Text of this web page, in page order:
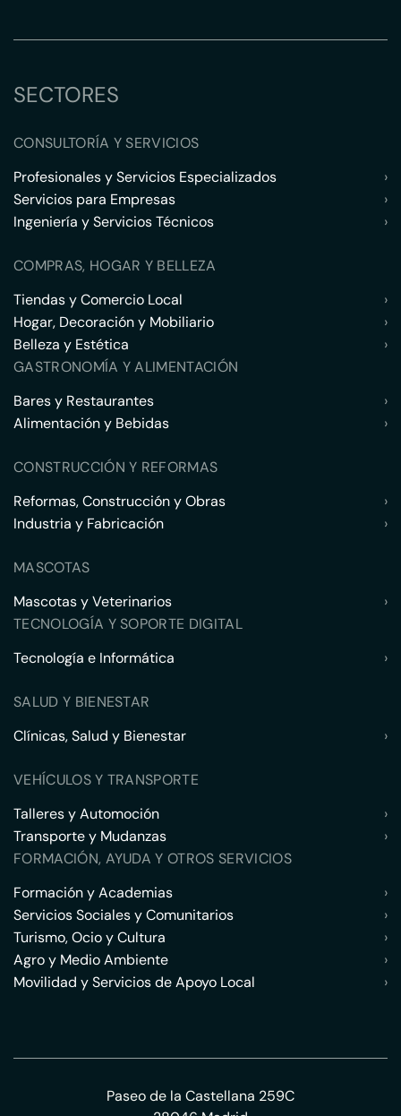
SECTORES
CONSULTORÍA Y SERVICIOS
Profesionales y Servicios Especializados
›
Servicios para Empresas
›
Ingeniería y Servicios Técnicos
›
COMPRAS, HOGAR Y BELLEZA
Tiendas y Comercio Local
›
Hogar, Decoración y Mobiliario
›
Belleza y Estética
›
GASTRONOMÍA Y ALIMENTACIÓN
Bares y Restaurantes
›
Alimentación y Bebidas
›
CONSTRUCCIÓN Y REFORMAS
Reformas, Construcción y Obras
›
Industria y Fabricación
›
MASCOTAS
Mascotas y Veterinarios
›
TECNOLOGÍA Y SOPORTE DIGITAL
Tecnología e Informática
›
SALUD Y BIENESTAR
Clínicas, Salud y Bienestar
›
VEHÍCULOS Y TRANSPORTE
Talleres y Automoción
›
Transporte y Mudanzas
›
FORMACIÓN, AYUDA Y OTROS SERVICIOS
Formación y Academias
›
Servicios Sociales y Comunitarios
›
Turismo, Ocio y Cultura
›
Agro y Medio Ambiente
›
Movilidad y Servicios de Apoyo Local
›
Paseo de la Castellana 259C